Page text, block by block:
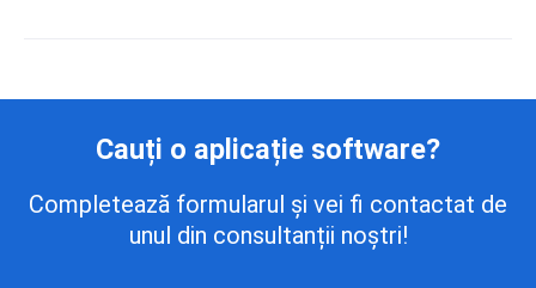
Cauți o aplicație software?
Completează formularul și vei fi contactat de
unul din consultanții noștri!